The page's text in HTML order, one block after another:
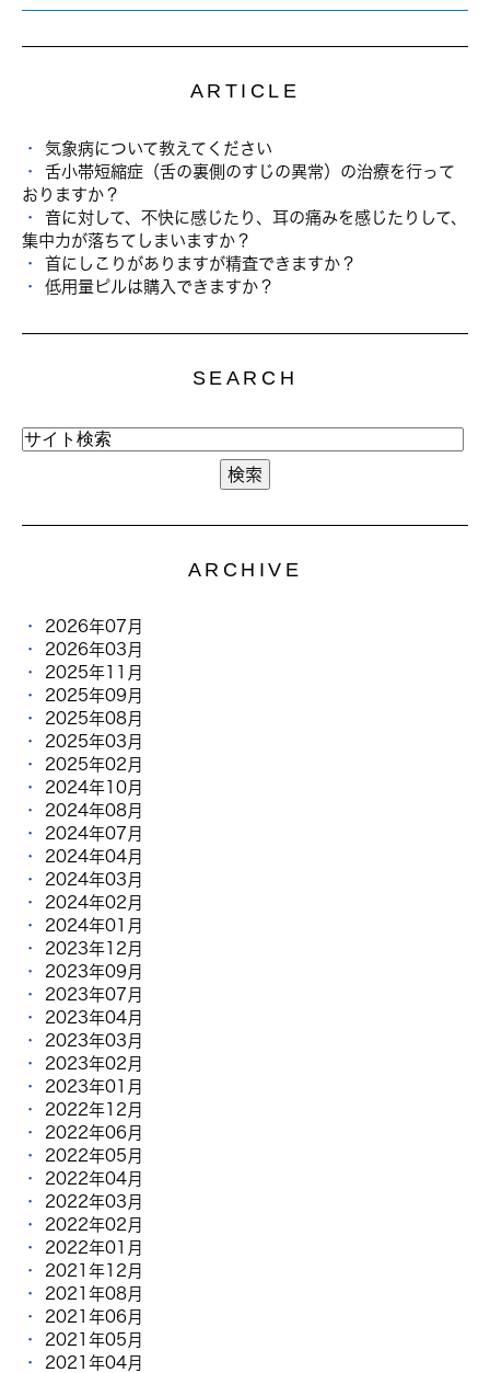
ARTICLE
気象病について教えてください
舌小帯短縮症（舌の裏側のすじの異常）の治療を行って
おりますか？
音に対して、不快に感じたり、耳の痛みを感じたりして、
集中力が落ちてしまいますか？
首にしこりがありますが精査できますか？
低用量ピルは購入できますか？
SEARCH
ARCHIVE
2026年07月
2026年03月
2025年11月
2025年09月
2025年08月
2025年03月
2025年02月
2024年10月
2024年08月
2024年07月
2024年04月
2024年03月
2024年02月
2024年01月
2023年12月
2023年09月
2023年07月
2023年04月
2023年03月
2023年02月
2023年01月
2022年12月
2022年06月
2022年05月
2022年04月
2022年03月
2022年02月
2022年01月
2021年12月
2021年08月
2021年06月
2021年05月
2021年04月